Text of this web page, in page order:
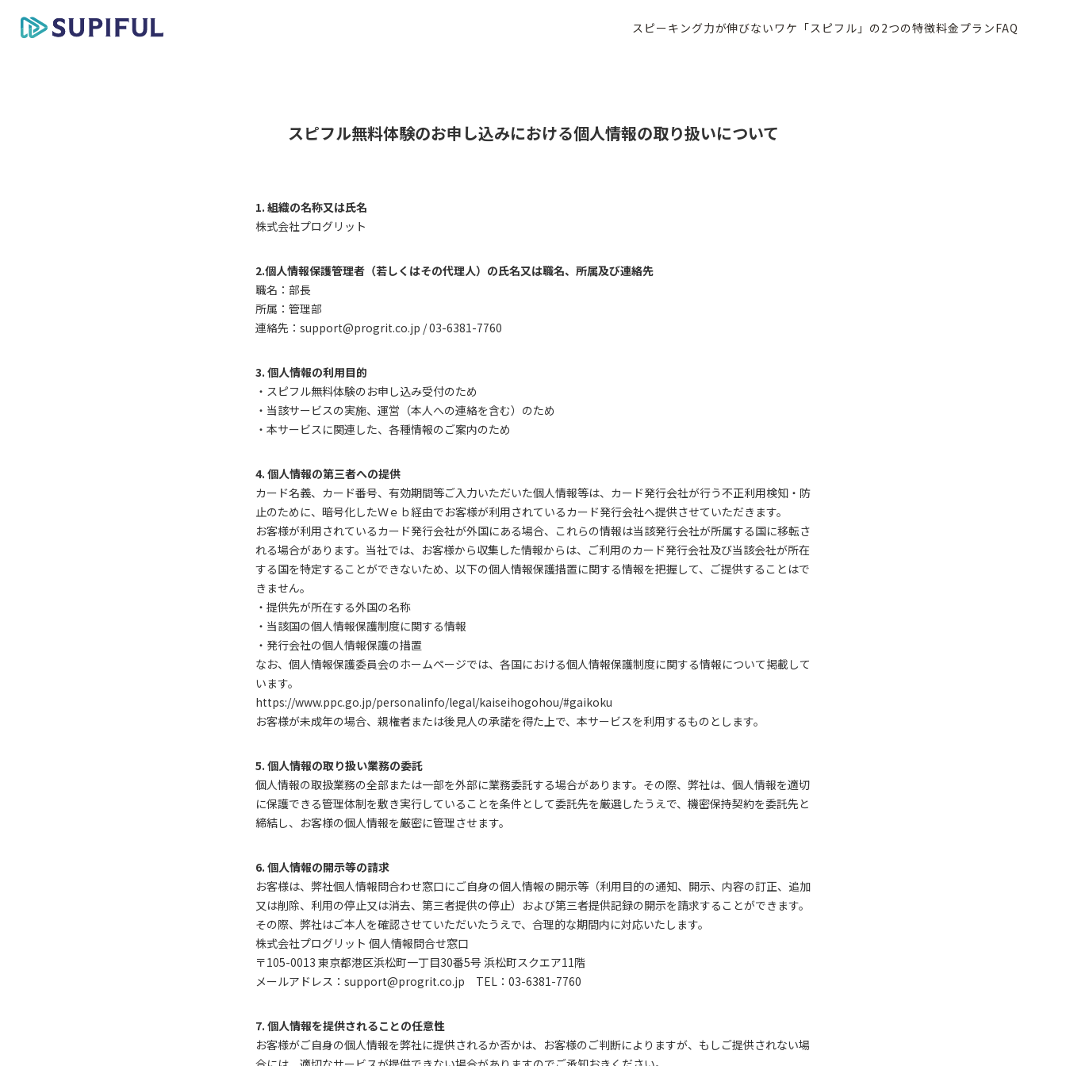
スピーキング力が伸びないワケ 「スピフル」の2つの特徴料金プランFAQ
スピフル無料体験のお申し込みにおける個人情報の取り扱いについて
1. 組織の名称又は氏名
株式会社プログリット
2.個人情報保護管理者（若しくはその代理人）の氏名又は職名、所属及び連絡先
職名：部長
所属：管理部
連絡先：support@progrit.co.jp / 03-6381-7760
3. 個人情報の利用目的
・スピフル無料体験のお申し込み受付のため
・当該サービスの実施、運営（本人への連絡を含む）のため
・本サービスに関連した、各種情報のご案内のため
4. 個人情報の第三者への提供
カード名義、カード番号、有効期間等ご入力いただいた個人情報等は、カード発行会社が行う不正利用検知・防
止のために、暗号化したＷｅｂ経由でお客様が利用されているカード発行会社へ提供させていただきます。
お客様が利用されているカード発行会社が外国にある場合、これらの情報は当該発行会社が所属する国に移転さ
れる場合があります。当社では、お客様から収集した情報からは、ご利用のカード発行会社及び当該会社が所在
する国を特定することができないため、以下の個人情報保護措置に関する情報を把握して、ご提供することはで
きません。
・提供先が所在する外国の名称
・当該国の個人情報保護制度に関する情報
・発行会社の個人情報保護の措置
なお、個人情報保護委員会のホームページでは、各国における個人情報保護制度に関する情報について掲載して
います。
https://www.ppc.go.jp/personalinfo/legal/kaiseihogohou/#gaikoku
お客様が未成年の場合、親権者または後見人の承諾を得た上で、本サービスを利用するものとします。
5. 個人情報の取り扱い業務の委託
個人情報の取扱業務の全部または一部を外部に業務委託する場合があります。その際、弊社は、個人情報を適切
に保護できる管理体制を敷き実行していることを条件として委託先を厳選したうえで、機密保持契約を委託先と
締結し、お客様の個人情報を厳密に管理させます。
6. 個人情報の開示等の請求
お客様は、弊社個人情報問合わせ窓口にご自身の個人情報の開示等（利用目的の通知、開示、内容の訂正、追加
又は削除、利用の停止又は消去、第三者提供の停止）および第三者提供記録の開示を請求することができます。
その際、弊社はご本人を確認させていただいたうえで、合理的な期間内に対応いたします。
株式会社プログリット 個人情報問合せ窓口
〒105-0013 東京都港区浜松町一丁目30番5号 浜松町スクエア11階
メールアドレス：support@progrit.co.jp TEL：03-6381-7760
7. 個人情報を提供されることの任意性
お客様がご自身の個人情報を弊社に提供されるか否かは、お客様のご判断によりますが、もしご提供されない場